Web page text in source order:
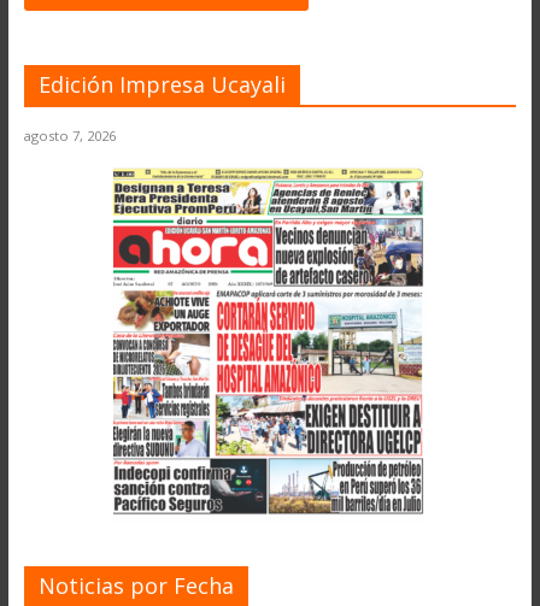
Edición Impresa Ucayali
agosto 7, 2026
Noticias por Fecha